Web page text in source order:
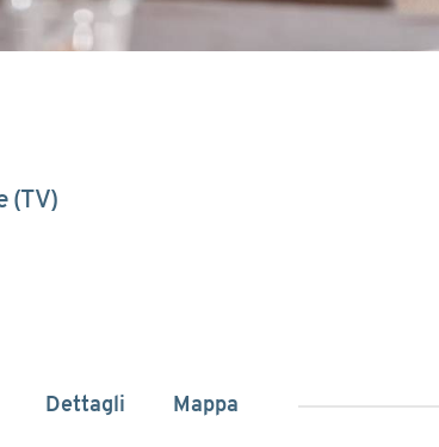
(TV)
Dettagli Mappa